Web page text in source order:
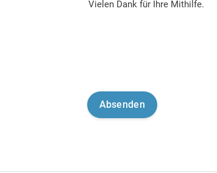
Vielen Dank für Ihre Mithilfe.